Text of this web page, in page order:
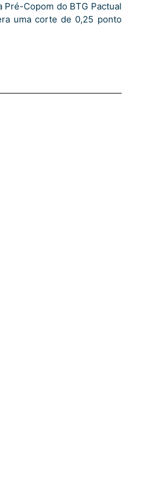
Pré-Copom do BTG Pactual
uma corte de 0,25 ponto